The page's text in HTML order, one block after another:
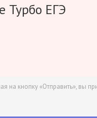
Турбо ЕГЭ
на кнопку «Отправить», вы